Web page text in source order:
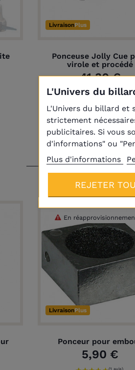
LivraisonPlus
Ponceuse Jolly Cue
virole et procédé
41,30 €
Produits
LivraisonPlus
Ponceur pour
5,90 €
En
L'Univers du
L'Univers du billard et
strictement
publicitaires. Si vous
d'informations" ou
Plus d'informations
REJETER